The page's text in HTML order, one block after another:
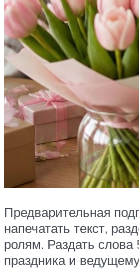
Предварительная
напечатать текст,
ролям. Раздать слова
праздника и